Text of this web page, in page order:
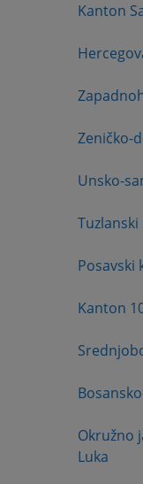
Kanton
Zeničko-
Unsko-
Posavski
Kanton
Okružno
Luka